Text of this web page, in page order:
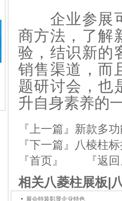
企业参展可
商方法，了解
验，结识新的
销售渠道，而
题研讨会，也
升自身素养的
『上一篇』 新款多
『下一篇』
八棱柱
『首页』
『返
相关八菱柱展板|
展会特装彰显企业特色